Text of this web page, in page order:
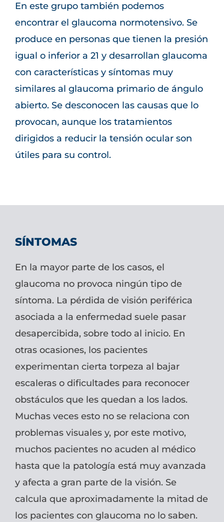
En este grupo también podemos
encontrar el glaucoma normotensivo. Se
produce en personas que tienen la presión
igual o inferior a 21 y desarrollan glaucoma
con características y síntomas muy
similares al glaucoma primario de ángulo
abierto. Se desconocen las causas que lo
provocan, aunque los tratamientos
dirigidos a reducir la tensión ocular son
útiles para su control.
SÍNTOMAS
En la mayor parte de los casos, el
glaucoma no provoca ningún tipo de
síntoma. La pérdida de visión periférica
asociada a la enfermedad suele pasar
desapercibida, sobre todo al inicio. En
otras ocasiones, los pacientes
experimentan cierta torpeza al bajar
escaleras o dificultades para reconocer
obstáculos que les quedan a los lados.
Muchas veces esto no se relaciona con
problemas visuales y, por este motivo,
muchos pacientes no acuden al médico
hasta que la patología está muy avanzada
y afecta a gran parte de la visión. Se
calcula que aproximadamente la mitad de
los pacientes con glaucoma no lo saben.